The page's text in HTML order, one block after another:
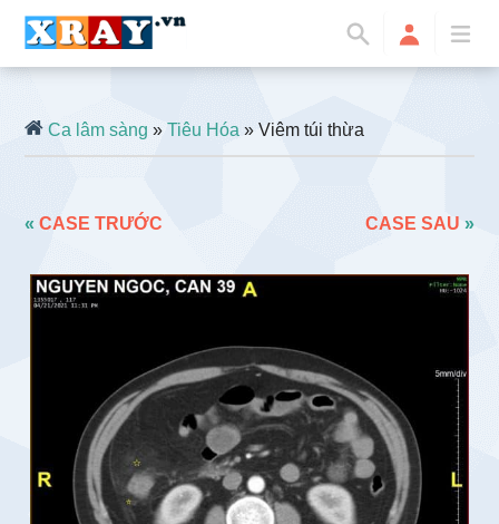
Ca lâm sàng »Tiêu Hóa » Viêm túi thừa
«CASE TRƯỚC CASE SAU »